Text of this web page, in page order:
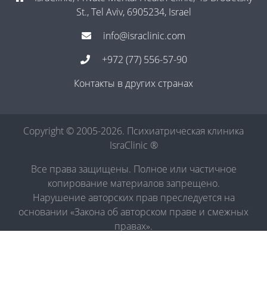
St., Tel Aviv, 6905234, Israel
info@israclinic.com
+972 (77) 556-57-90
Контакты в других странах
Copyright © 2005-2026. Психиатрическая клиника
IsraClinic ®
Все права защищены. Полное или частичное
копирование материалов запрещено.
Нарушение авторских прав преследуется на
основании «Закона об авторском праве и смежных
правах».